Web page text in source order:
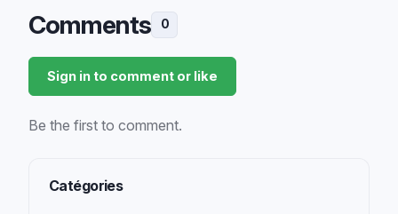
Comments 0
Sign in to comment or like
Be the first to comment.
Catégories